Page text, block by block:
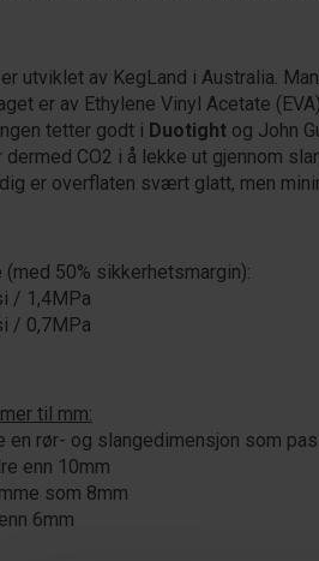
utviklet av KegLand i Australia.
er av Ethylene Vinyl Acetate
tetter godt i Duotight og John
CO2 i å lekke ut gjennom
er overflaten svært glatt, men
50% sikkerhetsmargin):
/ 1,4MPa
/ 0,7MPa
til mm:
en rør- og slangedimensjon som
enn 10mm
som 8mm
6mm